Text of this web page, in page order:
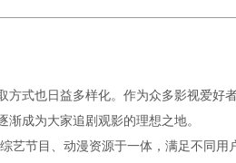
方式也日益多样化。作为众多影视爱好
成为大家追剧观影的理想之地。
艺节目、动漫资源于一体，满足不同用